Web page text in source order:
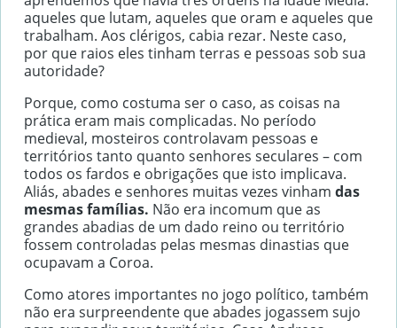
aqueles que lutam, aqueles que oram e aqueles que
trabalham. Aos clérigos, cabia rezar. Neste caso,
por que raios eles tinham terras e pessoas sob sua
autoridade?
Porque, como costuma ser o caso, as coisas na
prática eram mais complicadas. No período
medieval, mosteiros controlavam pessoas e
territórios tanto quanto senhores seculares – com
todos os fardos e obrigações que isto implicava.
Aliás, abades e senhores muitas vezes vinham das
mesmas famílias. Não era incomum que as
grandes abadias de um dado reino ou território
fossem controladas pelas mesmas dinastias que
ocupavam a Coroa.
Como atores importantes no jogo político, também
não era surpreendente que abades jogassem sujo